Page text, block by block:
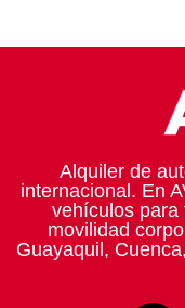
Alquiler de
internacional. En
vehículos para
movilidad
Guayaquil,